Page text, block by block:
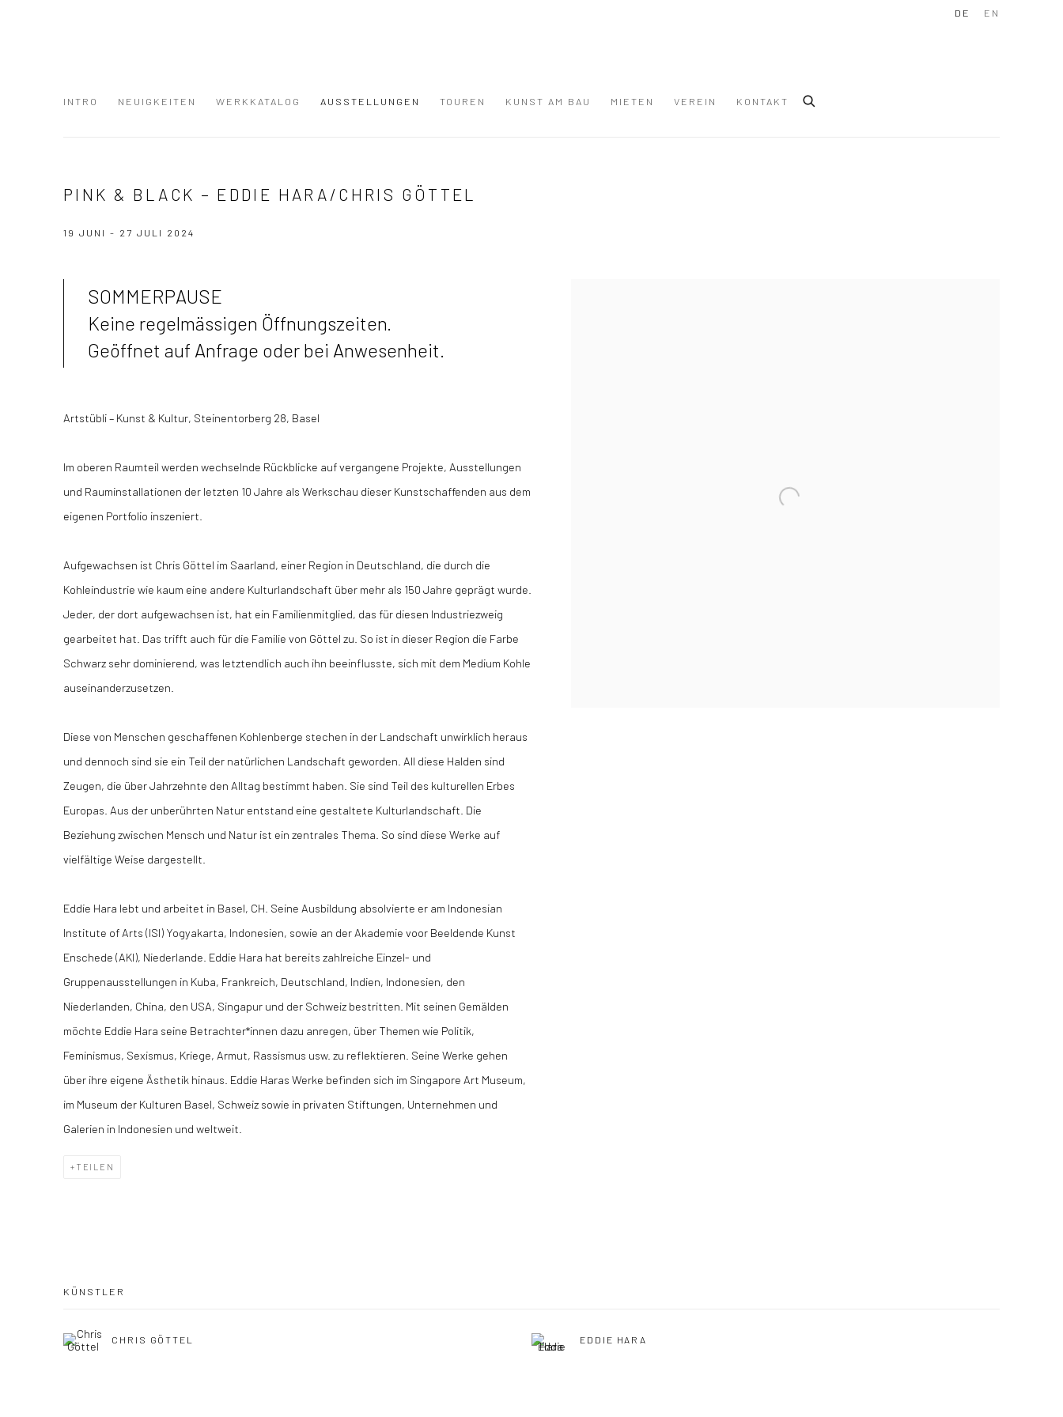
INTRO NEUIGKEITEN WERKKATALOG AUSSTELLUNGEN TOUREN KUNST AM BAU MIETEN VEREIN KONTAKT
DE EN
PINK & BLACK – EDDIE HARA/CHRIS GÖTTEL
19 JUNI - 27 JULI 2024
SOMMERPAUSE
Keine regelmässigen Öffnungszeiten.
Geöffnet auf Anfrage oder bei Anwesenheit.
Artstübli – Kunst & Kultur, Steinentorberg 28, Basel
Im oberen Raumteil werden wechselnde Rückblicke auf vergangene Projekte, Ausstellungen
und Rauminstallationen der letzten 10 Jahre als Werkschau dieser Kunstschaffenden aus dem
eigenen Portfolio inszeniert.
Aufgewachsen ist Chris Göttel im Saarland, einer Region in Deutschland, die durch die
Kohleindustrie wie kaum eine andere Kulturlandschaft über mehr als 150 Jahre geprägt wurde.
Jeder, der dort aufgewachsen ist, hat ein Familienmitglied, das für diesen Industriezweig
gearbeitet hat. Das trifft auch für die Familie von Göttel zu. So ist in dieser Region die Farbe
Schwarz sehr dominierend, was letztendlich auch ihn beeinflusste, sich mit dem Medium Kohle
auseinanderzusetzen.
Diese von Menschen geschaffenen Kohlenberge stechen in der Landschaft unwirklich heraus
und dennoch sind sie ein Teil der natürlichen Landschaft geworden. All diese Halden sind
Zeugen, die über Jahrzehnte den Alltag bestimmt haben. Sie sind Teil des kulturellen Erbes
Europas. Aus der unberührten Natur entstand eine gestaltete Kulturlandschaft. Die
Beziehung zwischen Mensch und Natur ist ein zentrales Thema. So sind diese Werke auf
vielfältige Weise dargestellt.
Eddie Hara lebt und arbeitet in Basel, CH. Seine Ausbildung absolvierte er am Indonesian
Institute of Arts (ISI) Yogyakarta, Indonesien, sowie an der Akademie voor Beeldende Kunst
Enschede (AKI), Niederlande. Eddie Hara hat bereits zahlreiche Einzel- und
Gruppenausstellungen in Kuba, Frankreich, Deutschland, Indien, Indonesien, den
Niederlanden, China, den USA, Singapur und der Schweiz bestritten. Mit seinen Gemälden
möchte Eddie Hara seine Betrachter*innen dazu anregen, über Themen wie Politik,
Feminismus, Sexismus, Kriege, Armut, Rassismus usw. zu reflektieren. Seine Werke gehen
über ihre eigene Ästhetik hinaus. Eddie Haras Werke befinden sich im Singapore Art Museum,
im Museum der Kulturen Basel, Schweiz sowie in privaten Stiftungen, Unternehmen und
Galerien in Indonesien und weltweit.
TEILEN
KÜNSTLER
CHRIS GÖTTEL EDDIE HARA